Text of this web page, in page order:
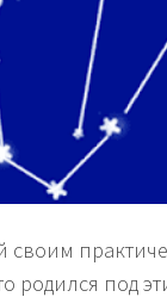
своим
родился под